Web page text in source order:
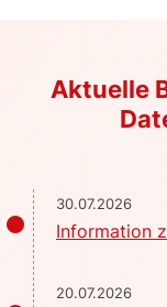
Aktuelle
30.07.2026
Information
20.07.2026